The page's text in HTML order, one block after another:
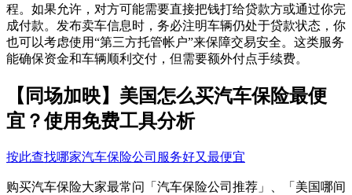
程。如果允许，对方可能需要直接把钱打给贷款方或通过你完
成付款。发布卖车信息时，务必注明车辆仍处于贷款状态，你
也可以考虑使用“第三方托管帐户”来保障交易安全。这类服务
能确保资金和车辆顺利交付，但需要额外付点手续费。
【同场加映】美国怎么买汽车保险最便
宜？使用免费工具分析
按此查找哪家汽车保险公司服务好又最便宜
购买汽车保险大家最常问「汽车保险公司推荐」、「美国哪间